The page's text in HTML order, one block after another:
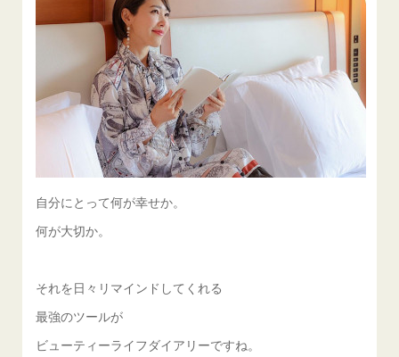
自分にとって何が幸せか。
何が大切か。
それを日々リマインドしてくれる
最強のツールが
ビューティーライフダイアリーですね。